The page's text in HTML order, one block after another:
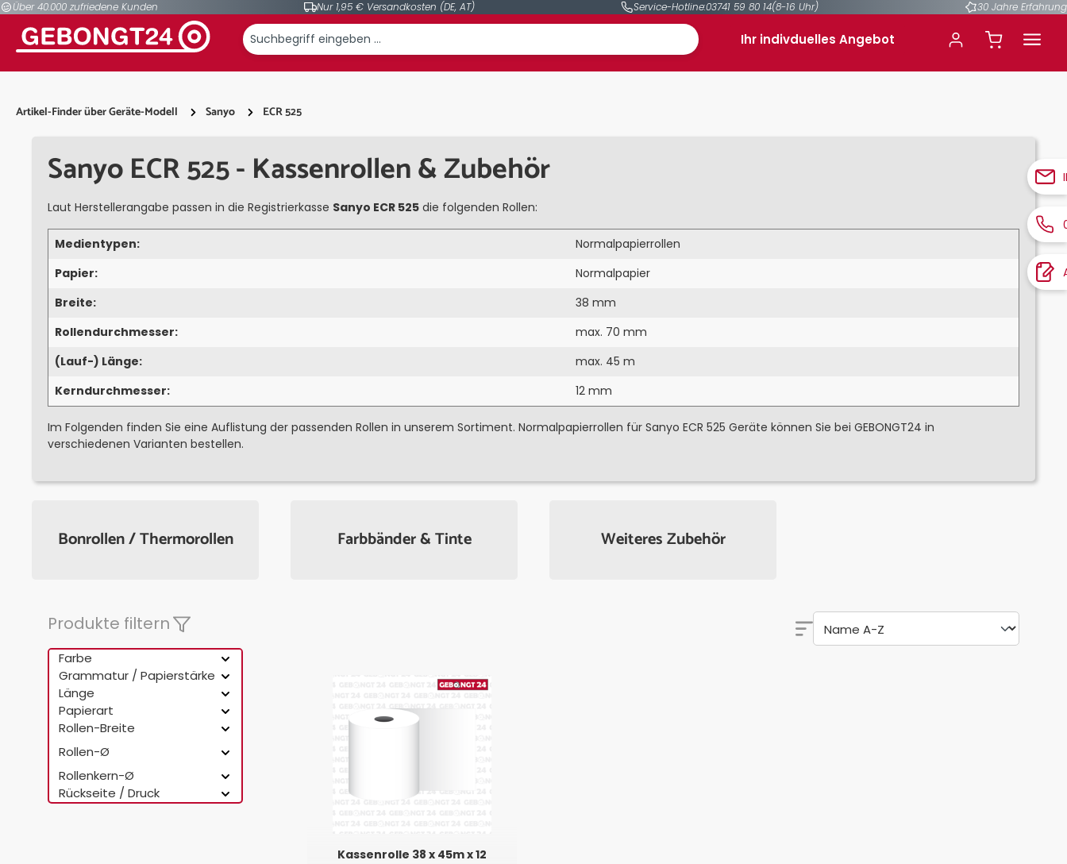
Zur Hauptnavigation springen
Über 40.000 zufriedene Kunden Nur 1,95 € Versandkosten (DE, AT) Service-Hotline:03741 59 80 14(8-16 Uhr) 30 Jahre Erfahrung
Ihr indivduelles Angebot
Artikel-Finder über Geräte-Modell Sanyo ECR 525
Sanyo ECR 525 - Kassenrollen & Zubehör
Laut Herstellerangabe passen in die Registrierkasse Sanyo ECR 525 die folgenden Rollen:
Medientypen:
Normalpapierrollen
Papier:
Normalpapier
Breite:
38 mm
Rollendurchmesser:
max. 70 mm
(Lauf-) Länge:
max. 45 m
Kerndurchmesser:
12 mm
Im Folgenden finden Sie eine Auflistung der passenden Rollen in unserem Sortiment. Normalpapierrollen für Sanyo ECR 525 Geräte können Sie bei GEBONGT24 in
verschiedenen Varianten bestellen.
Bonrollen / Thermorollen Farbbänder & Tinte Weiteres Zubehör
Produkte filtern
Farbe
Grammatur / Papierstärke
Länge
Papierart
Rollen-Breite
Rollen-Ø
Rollenkern-Ø
Rückseite / Druck
Kassenrolle 38 x 45m x 12